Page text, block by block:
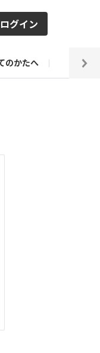
ログイン
のかたへ 編集